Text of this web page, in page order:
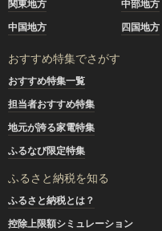
関東地方
中部地方
中国地方
四国地方
おすすめ特集でさがす
おすすめ特集一覧
担当者おすすめ特集
地元が誇る家電特集
ふるなび限定特集
ふるさと納税を知る
ふるさと納税とは？
控除上限額シミュレーション